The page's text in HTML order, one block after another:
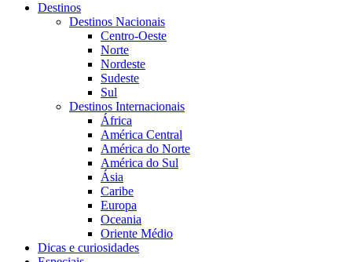
Destinos
Destinos Nacionais
Centro-Oeste
Norte
Nordeste
Sudeste
Sul
Destinos Internacionais
África
América Central
América do Norte
América do Sul
Ásia
Caribe
Europa
Oceania
Oriente Médio
Dicas e curiosidades